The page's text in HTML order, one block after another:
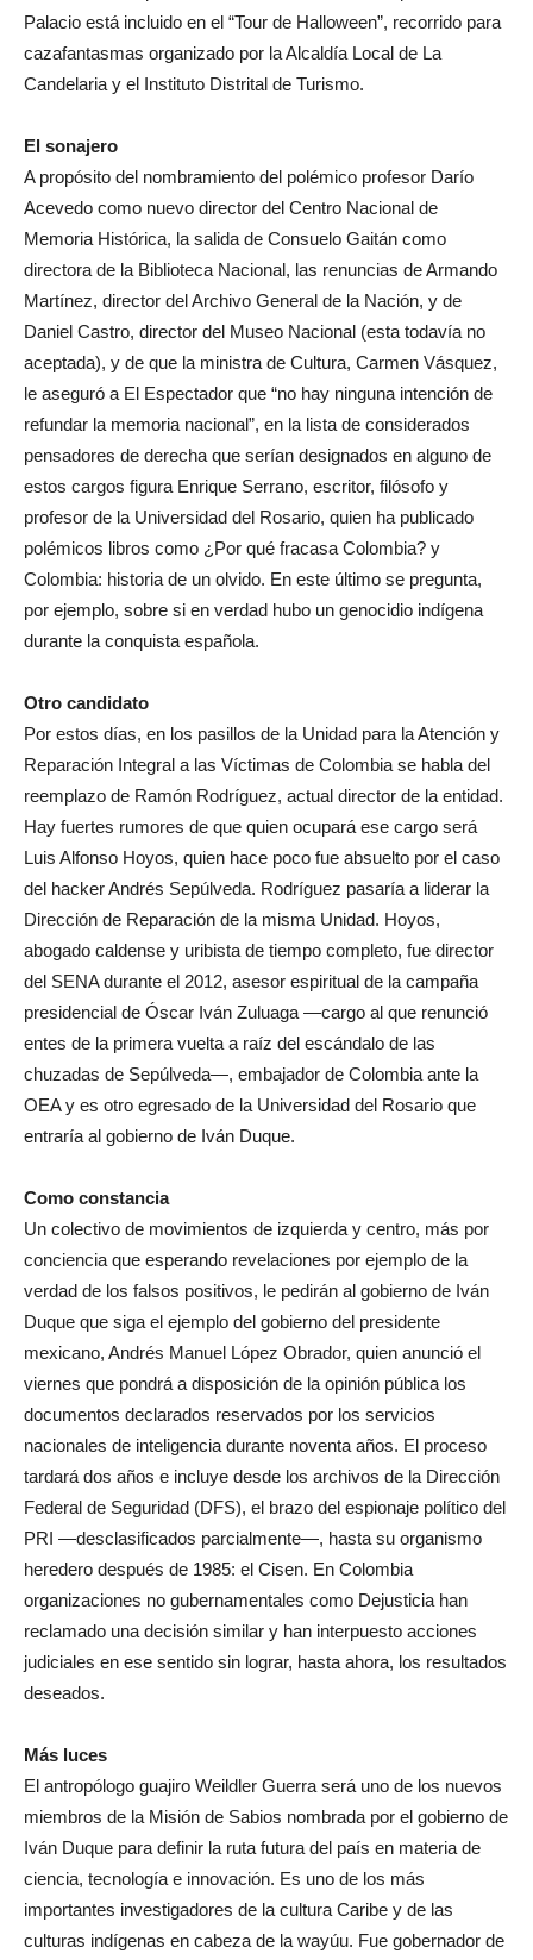
Palacio está incluido en el “Tour de Halloween”, recorrido para
cazafantasmas organizado por la Alcaldía Local de La
Candelaria y el Instituto Distrital de Turismo.
El sonajero
A propósito del nombramiento del polémico profesor Darío
Acevedo como nuevo director del Centro Nacional de
Memoria Histórica, la salida de Consuelo Gaitán como
directora de la Biblioteca Nacional, las renuncias de Armando
Martínez, director del Archivo General de la Nación, y de
Daniel Castro, director del Museo Nacional (esta todavía no
aceptada), y de que la ministra de Cultura, Carmen Vásquez,
le aseguró a El Espectador que “no hay ninguna intención de
refundar la memoria nacional”, en la lista de considerados
pensadores de derecha que serían designados en alguno de
estos cargos figura Enrique Serrano, escritor, filósofo y
profesor de la Universidad del Rosario, quien ha publicado
polémicos libros como ¿Por qué fracasa Colombia? y
Colombia: historia de un olvido. En este último se pregunta,
por ejemplo, sobre si en verdad hubo un genocidio indígena
durante la conquista española.
Otro candidato
Por estos días, en los pasillos de la Unidad para la Atención y
Reparación Integral a las Víctimas de Colombia se habla del
reemplazo de Ramón Rodríguez, actual director de la entidad.
Hay fuertes rumores de que quien ocupará ese cargo será
Luis Alfonso Hoyos, quien hace poco fue absuelto por el caso
del hacker Andrés Sepúlveda. Rodríguez pasaría a liderar la
Dirección de Reparación de la misma Unidad. Hoyos,
abogado caldense y uribista de tiempo completo, fue director
del SENA durante el 2012, asesor espiritual de la campaña
presidencial de Óscar Iván Zuluaga —cargo al que renunció
entes de la primera vuelta a raíz del escándalo de las
chuzadas de Sepúlveda—, embajador de Colombia ante la
OEA y es otro egresado de la Universidad del Rosario que
entraría al gobierno de Iván Duque.
Como constancia
Un colectivo de movimientos de izquierda y centro, más por
conciencia que esperando revelaciones por ejemplo de la
verdad de los falsos positivos, le pedirán al gobierno de Iván
Duque que siga el ejemplo del gobierno del presidente
mexicano, Andrés Manuel López Obrador, quien anunció el
viernes que pondrá a disposición de la opinión pública los
documentos declarados reservados por los servicios
nacionales de inteligencia durante noventa años. El proceso
tardará dos años e incluye desde los archivos de la Dirección
Federal de Seguridad (DFS), el brazo del espionaje político del
PRI —desclasificados parcialmente—, hasta su organismo
heredero después de 1985: el Cisen. En Colombia
organizaciones no gubernamentales como Dejusticia han
reclamado una decisión similar y han interpuesto acciones
judiciales en ese sentido sin lograr, hasta ahora, los resultados
deseados.
Más luces
El antropólogo guajiro Weildler Guerra será uno de los nuevos
miembros de la Misión de Sabios nombrada por el gobierno de
Iván Duque para definir la ruta futura del país en materia de
ciencia, tecnología e innovación. Es uno de los más
importantes investigadores de la cultura Caribe y de las
culturas indígenas en cabeza de la wayúu. Fue gobernador de